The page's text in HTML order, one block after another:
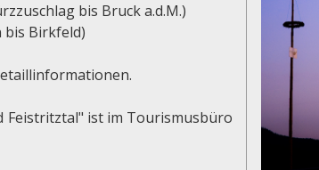
bis Bruck a.d.M.)
bis Birkfeld)
Feistritztal" ist im Tourismusbüro